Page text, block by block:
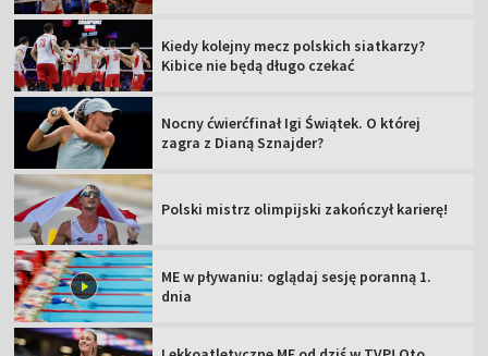
Kiedy kolejny mecz polskich siatkarzy?
Kibice nie będą długo czekać
Nocny ćwierćfinał Igi Świątek. O której
zagra z Dianą Sznajder?
Polski mistrz olimpijski zakończył karierę!
ME w pływaniu: oglądaj sesję poranną 1.
dnia